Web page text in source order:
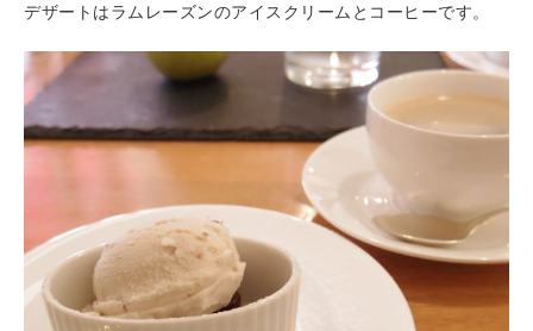
デザートはラムレーズンのアイスクリームとコーヒーです。